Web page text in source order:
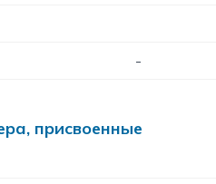
-
присвоенные